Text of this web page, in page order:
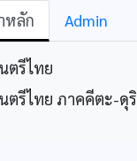
หลัก Admin
ตรีไทย
ตรีไทย ภาคคีตะ-ดุ